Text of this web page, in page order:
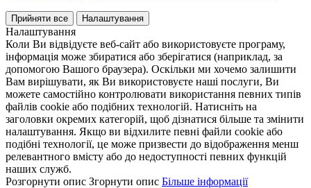
Прийняти все Налаштування
Налаштування
Коли Ви відвідуєте веб-сайт або використовуєте програму,
інформація може збиратися або зберігатися (наприклад, за
допомогою Вашого браузера). Оскільки ми хочемо залишити
Вам вирішувати, як Ви використовуєте наші послуги, Ви
можете самостійно контролювати використання певних типів
файлів cookie або подібних технологій. Натисніть на
заголовки окремих категорій, щоб дізнатися більше та змінити
налаштування. Якщо ви відхилите певні файли cookie або
подібні технології, це може призвести до відображення менш
релевантного вмісту або до недоступності певних функцій
наших служб.
Розгорнути опис Згорнути опис Більше інформації